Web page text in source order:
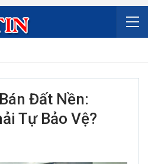
Đất Nền:
Tự Bảo Vệ?